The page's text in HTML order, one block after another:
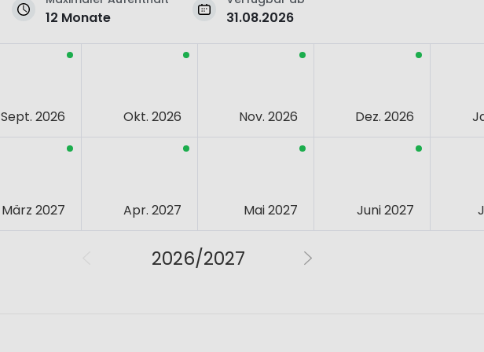
12 Monate 31.08.2026
Sept. 2026 Okt. 2026 Nov. 2026 Dez. 2026
März 2027 Apr. 2027 Mai 2027 Juni 2027
2026/2027